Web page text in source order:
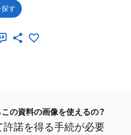
す
の資料の画像を使えるの？
許諾を得る手続が必要